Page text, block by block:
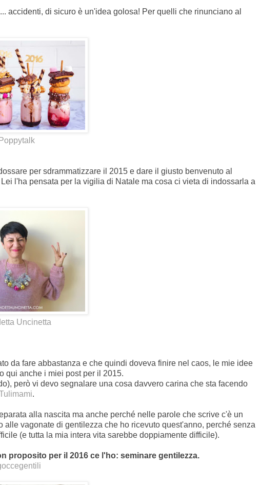
accidenti, di sicuro è un'idea golosa! Per quelli che rinunciano al
per sdrammatizzare il 2015 e dare il giusto benvenuto al
l'ha pensata per la vigilia di Natale ma cosa ci vieta di indossarla a
Uncinetta
da fare abbastanza e che quindi doveva finire nel caos, le mie idee
qui anche i miei post per il 2015.
però vi devo segnalare una cosa davvero carina che sta facendo
.
alla nascita ma anche perché nelle parole che scrive c'è un
vagonate di gentilezza che ho ricevuto quest'anno, perché senza
(e tutta la mia intera vita sarebbe doppiamente difficile).
proposito per il 2016 ce l'ho: seminare gentilezza.